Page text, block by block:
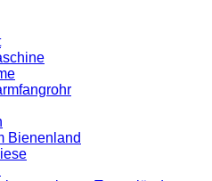
Bienenland